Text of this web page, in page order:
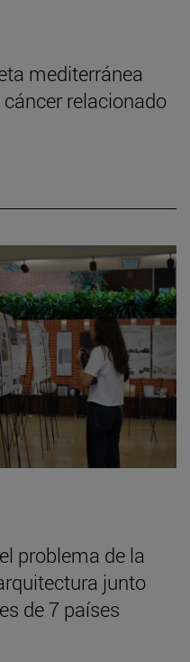
mediterránea
relacionado
problema de la
junto
de 7 países